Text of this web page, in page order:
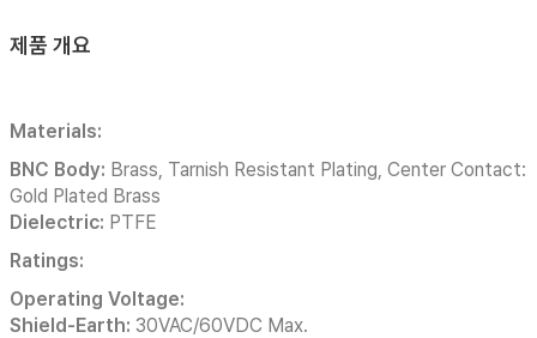
제품 개요
Materials:
BNC Body: Brass, Tarnish Resistant Plating, Center Contact:
Gold Plated Brass
Dielectric: PTFE
Ratings:
Operating Voltage:
Shield-Earth: 30VAC/60VDC Max.